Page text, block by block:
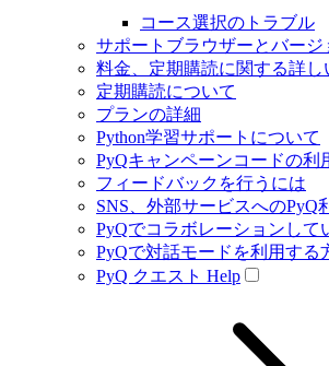
コース選択のトラブル
サポートブラウザーとバージ
料金、定期購読に関する詳し
定期購読について
プランの詳細
Python学習サポートについて
PyQキャンペーンコードの利
フィードバックを行うには
SNS、外部サービスへのPyQ
PyQでコラボレーションして
PyQで対話モードを利用する
PyQ クエスト Help